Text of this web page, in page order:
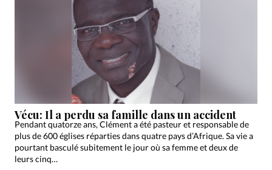
Vécu: Il a perdu sa famille dans un accident
Pendant quatorze ans, Clément a été pasteur et responsable de
plus de 600 églises réparties dans quatre pays d’Afrique. Sa vie a
pourtant basculé subitement le jour où sa femme et deux de
leurs cinq…